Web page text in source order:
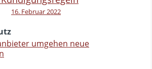
16. Februar 2022
umgehen neue